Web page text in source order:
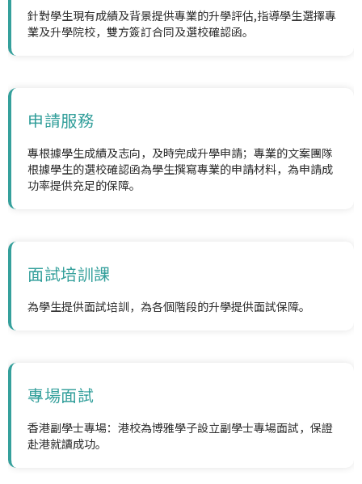
針對學生現有成績及背景提供專業的升學評估,指導學生選擇專
業及升學院校，雙方簽訂合同及選校確認函。
申請服務
專根據學生成績及志向，及時完成升學申請；專業的文案團隊
根據學生的選校確認函為學生撰寫專業的申請材料，為申請成
功率提供充足的保障。
面試培訓課
為學生提供面試培訓，為各個階段的升學提供面試保障。
專場面試
香港副學士專場：港校為博雅學子設立副學士專場面試，保證
赴港就讀成功。